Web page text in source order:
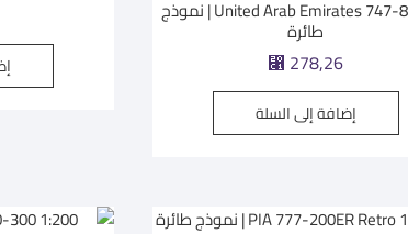
United Arab Emirates 747-8 1:200 | نموذج
طائرة
⃁ 278,26
إضافة إلى السلة